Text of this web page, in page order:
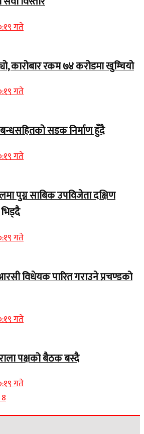
गते
कारोबार रकम ७४ करोडमा खुम्चियो
गते
सडक निर्माण हुँदै
गते
पुग्न साबिक उपविजेता दक्षिण
गते
विधेयक पारित गराउने प्रचण्डको
गते
पक्षको बैठक बस्दै
गते